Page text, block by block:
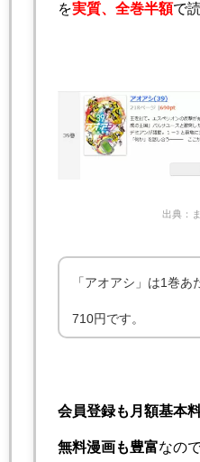
を実質、全巻半額で
出典：
「アオアシ」は1巻あ
710円です。
会員登録も月額基本
無料漫画も豊富なの